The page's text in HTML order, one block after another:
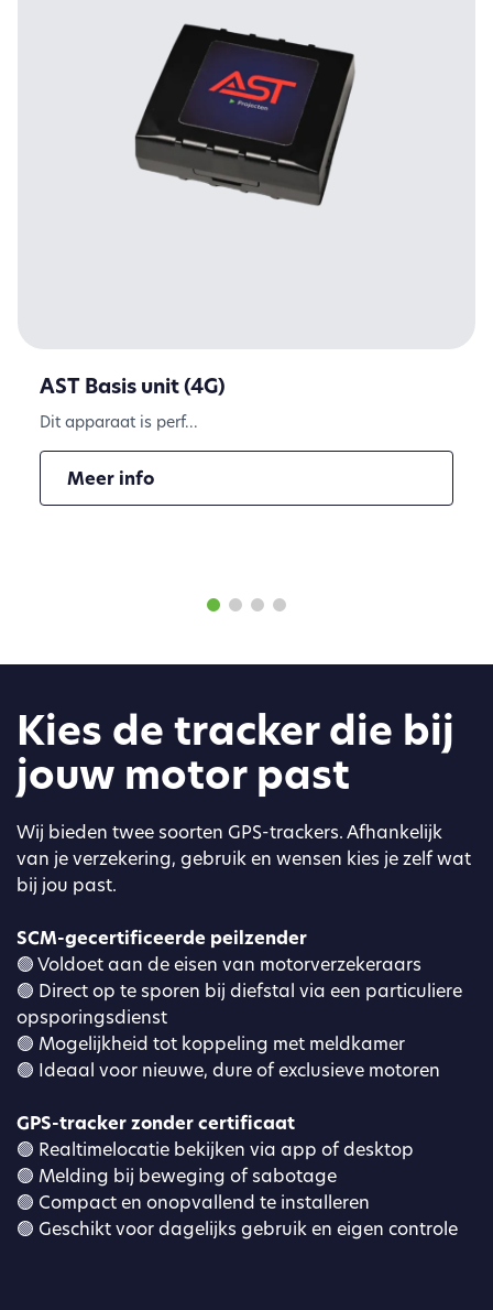
AST Basis unit (4G)
Dit apparaat is perf...
Meer info
Kies de tracker die bij
jouw motor past
Wij bieden twee soorten GPS-trackers. Afhankelijk
van je verzekering, gebruik en wensen kies je zelf wat
bij jou past.
SCM-gecertificeerde peilzender
🟢 Voldoet aan de eisen van motorverzekeraars
🟢 Direct op te sporen bij diefstal via een particuliere
opsporingsdienst
🟢 Mogelijkheid tot koppeling met meldkamer
🟢 Ideaal voor nieuwe, dure of exclusieve motoren
GPS-tracker zonder certificaat
🟢 Realtimelocatie bekijken via app of desktop
🟢 Melding bij beweging of sabotage
🟢 Compact en onopvallend te installeren
🟢 Geschikt voor dagelijks gebruik en eigen controle